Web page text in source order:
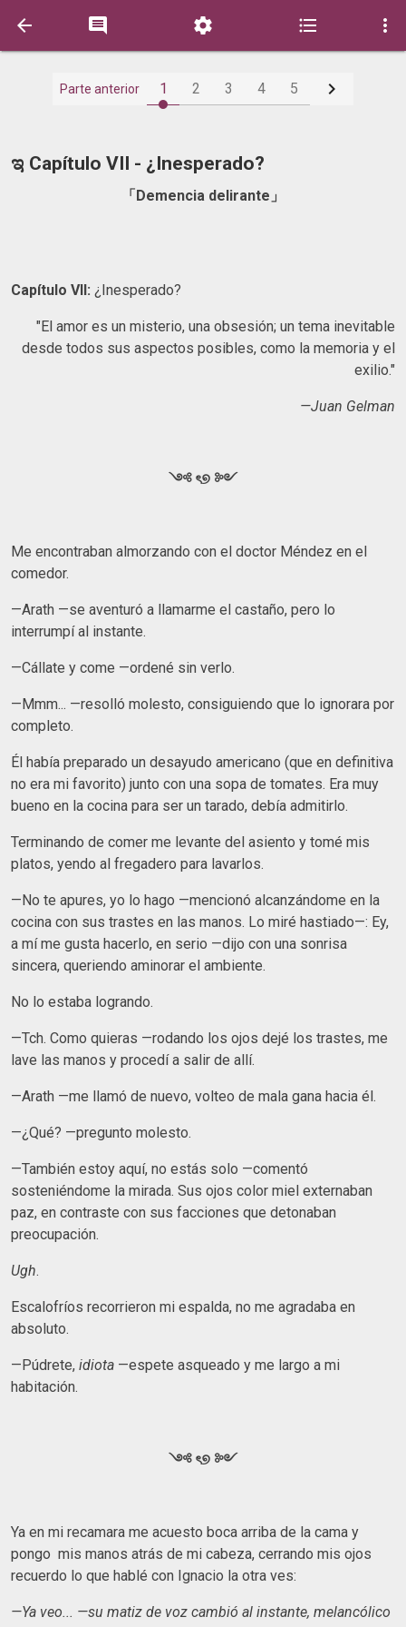
    
Parte anterior 1 2 3 4 5 
ಇ Capítulo VII - ¿Inesperado?
「Demencia delirante」
Capítulo VII: ¿Inesperado?
"El amor es un misterio, una obsesión; un tema inevitable
desde todos sus aspectos posibles, como la memoria y el
exilio."
—Juan Gelman
༺ ৎ୭ ༻
Me encontraban almorzando con el doctor Méndez en el
comedor.
—Arath —se aventuró a llamarme el castaño, pero lo
interrumpí al instante.
—Cállate y come —ordené sin verlo.
—Mmm... —resolló molesto, consiguiendo que lo ignorara por
completo.
Él había preparado un desayudo americano (que en definitiva
no era mi favorito) junto con una sopa de tomates. Era muy
bueno en la cocina para ser un tarado, debía admitirlo.
Terminando de comer me levante del asiento y tomé mis
platos, yendo al fregadero para lavarlos.
—No te apures, yo lo hago —mencionó alcanzándome en la
cocina con sus trastes en las manos. Lo miré hastiado—: Ey,
a mí me gusta hacerlo, en serio —dijo con una sonrisa
sincera, queriendo aminorar el ambiente.
No lo estaba logrando.
—Tch. Como quieras —rodando los ojos dejé los trastes, me
lave las manos y procedí a salir de allí.
—Arath —me llamó de nuevo, volteo de mala gana hacia él.
—¿Qué? —pregunto molesto.
—También estoy aquí, no estás solo —comentó
sosteniéndome la mirada. Sus ojos color miel externaban
paz, en contraste con sus facciones que detonaban
preocupación.
Ugh.
Escalofríos recorrieron mi espalda, no me agradaba en
absoluto.
—Púdrete, idiota —espete asqueado y me largo a mi
habitación.
༺ ৎ୭ ༻
Ya en mi recamara me acuesto boca arriba de la cama y
pongo mis manos atrás de mi cabeza, cerrando mis ojos
recuerdo lo que hablé con Ignacio la otra ves:
—Ya veo... —su matiz de voz cambió al instante, melancólico